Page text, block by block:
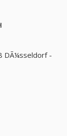
DÃ¼sseldorf -